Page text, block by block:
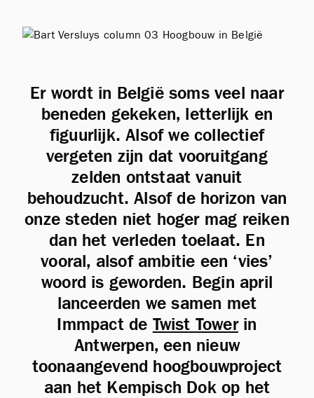
Er wordt in België soms veel naar
beneden gekeken, letterlijk en
figuurlijk. Alsof we collectief
vergeten zijn dat vooruitgang
zelden ontstaat vanuit
behoudzucht. Alsof de horizon van
onze steden niet hoger mag reiken
dan het verleden toelaat. En
vooral, alsof ambitie een ‘vies’
woord is geworden. Begin april
lanceerden we samen met
Immpact de Twist Towerin
Antwerpen, een nieuw
toonaangevend hoogbouwproject
aan het Kempisch Dok op het